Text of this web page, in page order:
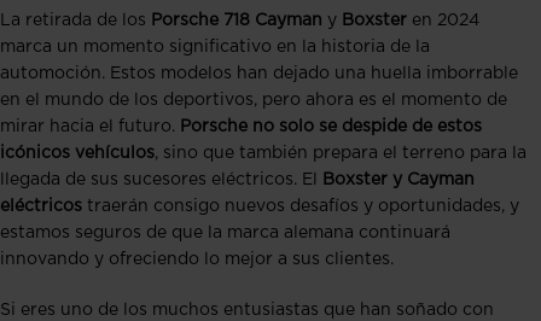
La retirada de los Porsche 718 Cayman y Boxster en 2024
marca un momento significativo en la historia de la
automoción. Estos modelos han dejado una huella imborrable
en el mundo de los deportivos, pero ahora es el momento de
mirar hacia el futuro. Porsche no solo se despide de estos
icónicos vehículos, sino que también prepara el terreno para la
llegada de sus sucesores eléctricos. El
Boxster y Cayman
eléctricos traerán consigo nuevos desafíos y oportunidades, y
estamos seguros de que la marca alemana continuará
innovando y ofreciendo lo mejor a sus clientes.
Si eres uno de los muchos entusiastas que han soñado con